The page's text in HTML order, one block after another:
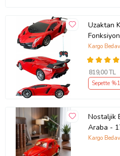
Uzaktan
20 Cm
Kargo
819,00 TL
Sepette
Nostaljik
Araba -
Sürtmeli -
Kargo